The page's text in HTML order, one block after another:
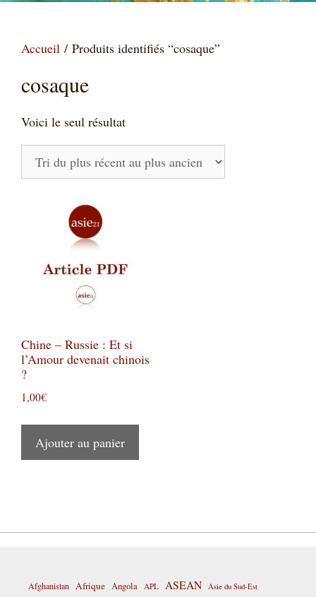
Accueil / Produits identifiés “cosaque”
cosaque
Voici le seul résultat
Chine – Russie : Et si
l’Amour devenait chinois
?
1,00€
Ajouter au panier
Afghanistan Afrique Angola APL ASEAN Asie du Sud-Est